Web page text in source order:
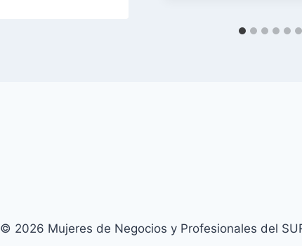
© 2026 Mujeres de Negocios y Profesionales del